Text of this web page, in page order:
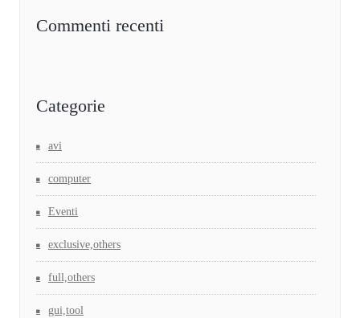
Commenti recenti
Categorie
avi
computer
Eventi
exclusive,others
full,others
gui,tool